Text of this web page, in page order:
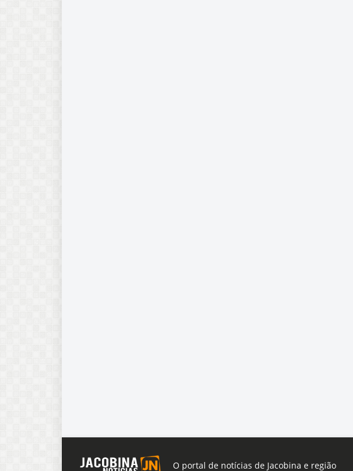
O portal de notícias de Jacobina e região